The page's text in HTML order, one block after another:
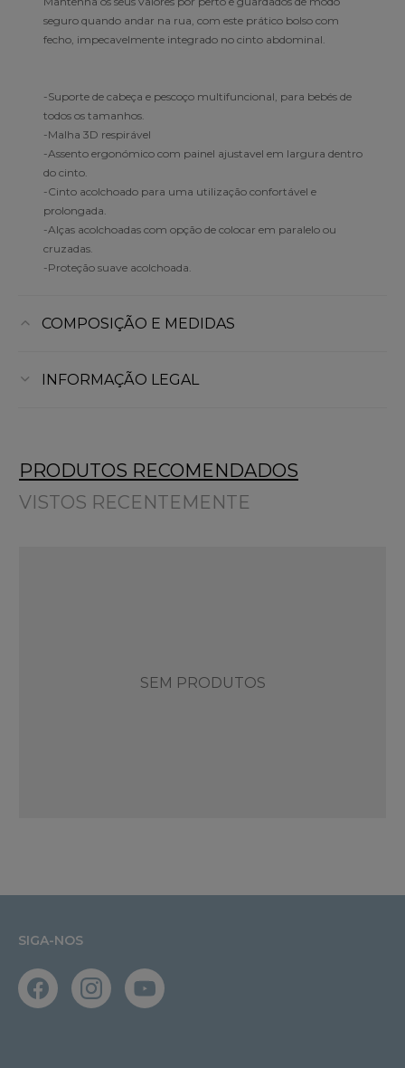
seguro quando andar na rua, com este prático bolso com
fecho, impecavelmente integrado no cinto abdominal.
-Suporte de cabeça e pescoço multifuncional, para bebés de
todos os tamanhos.
-Malha 3D respirável
-Assento ergonómico com painel ajustavel em largura dentro
do cinto.
-Cinto acolchoado para uma utilização confortável e
prolongada.
-Alças acolchoadas com opção de colocar em paralelo ou
cruzadas.
-Proteção suave acolchoada.
COMPOSIÇÃO E MEDIDAS
INFORMAÇÃO LEGAL
PRODUTOS RECOMENDADOS
VISTOS RECENTEMENTE
SEM PRODUTOS
SIGA-NOS